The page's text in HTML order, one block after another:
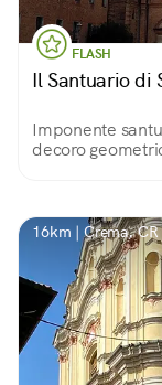
FLASH
Il Santuario di
Imponente santuario,
decoro
16km | Crema, CR